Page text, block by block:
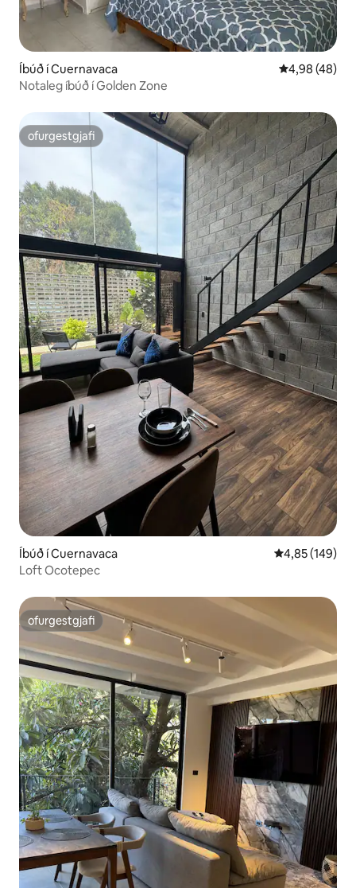
Íbúð í Cuernavaca 4,98 af 5 í
4,98 (48)
Notaleg íbúð í Golden Zone
ofurgestgjafi
ofurgestgjafi
Íbúð í Cuernavaca 4,85 af 5 í
4,85 (149)
Loft Ocotepec
ofurgestgjafi
ofurgestgjafi